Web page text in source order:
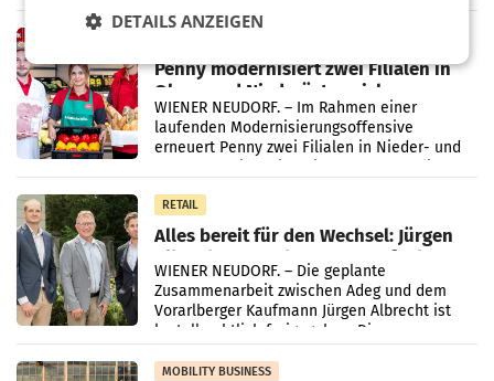
Müller-Filialen
Penny modernisiert zwei Filialen in
Ober- und Niederösterreich
WIENER NEUDORF. – Im Rahmen einer
laufenden Modernisierungsoffensive
erneuert Penny zwei Filialen in Nieder- und
RETAIL
Alles bereit für den Wechsel: Jürgen
Albrecht setzt ab 1.1.2027 auf Adeg
WIENER NEUDORF. – Die geplante
Zusammenarbeit zwischen Adeg und dem
Vorarlberger Kaufmann Jürgen Albrecht ist
kartellrechtlich freigegeben: Die
Bundeswettbewerbsbehörde und der
Bundeskartellanwalt
MOBILITY BUSINESS
DETAILS ANZEIGEN